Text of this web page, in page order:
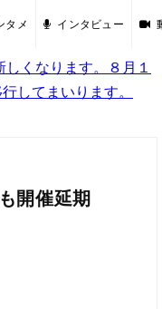
タメ インタビュー
くなります。８月１
してまいります。
開催延期